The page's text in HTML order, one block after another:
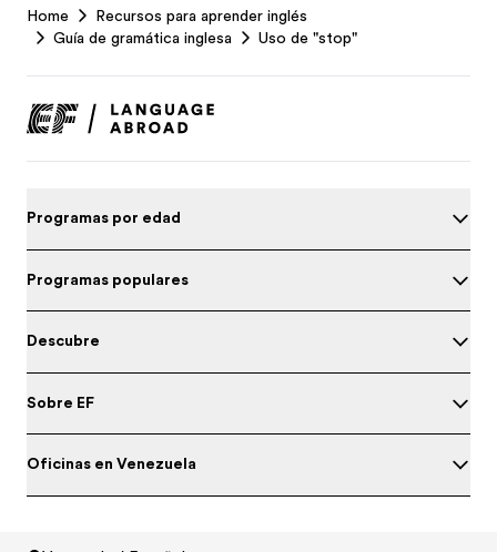
Footer
Home
Recursos para aprender inglés
Guía de gramática inglesa
Uso de "stop"
Programas por edad
Programas populares
Descubre
Sobre EF
Oficinas en Venezuela